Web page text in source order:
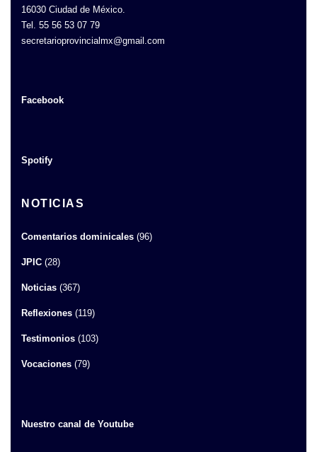
16030 Ciudad de México.
Tel. 55 56 53 07 79
secretarioprovincialmx@gmail.com
Facebook
Spotify
NOTICIAS
Comentarios dominicales (96)
JPIC (28)
Noticias (367)
Reflexiones (119)
Testimonios (103)
Vocaciones (79)
Nuestro canal de Youtube